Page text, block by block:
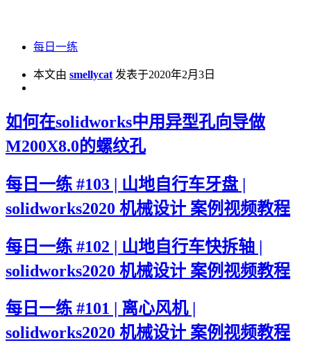
每日一练
本文由 smellycat 发表于2020年2月3日
如何在solidworks中用异型孔向导做
M200X8.0的螺纹孔
每日一练 #103 | 山地自行车牙盘 |
solidworks2020 机械设计 案例视频教程
每日一练 #102 | 山地自行车快拆轴 |
solidworks2020 机械设计 案例视频教程
每日一练 #101 | 离心风机 |
solidworks2020 机械设计 案例视频教程